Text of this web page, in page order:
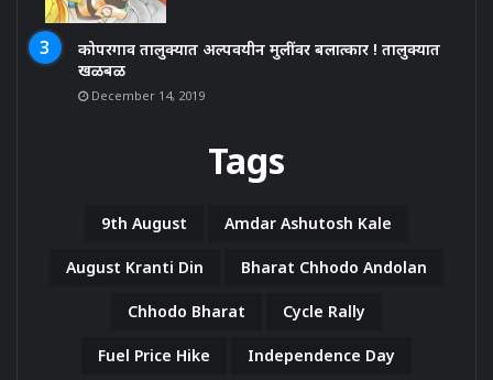
कोपरगाव तालुक्यात अल्पवयीन मुलींवर बलात्कार ! तालुक्यात
खळबळ
December 14, 2019
Tags
9th August Amdar Ashutosh Kale
August Kranti Din Bharat Chhodo Andolan
Chhodo Bharat Cycle Rally
Fuel Price Hike Independence Day